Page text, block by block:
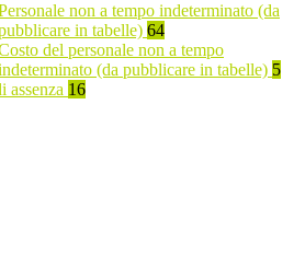
non a tempo indeterminato (da
in tabelle) 64
del personale non a tempo
(da pubblicare in tabelle) 5
assenza 16